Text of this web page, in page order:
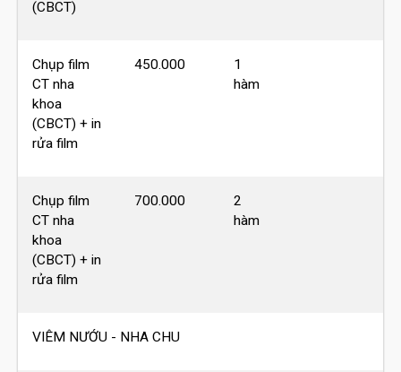
(CBCT)
Chụp film
CT nha
khoa
(CBCT) + in
rửa film
450.000
1
hàm
Chụp film
CT nha
khoa
(CBCT) + in
rửa film
700.000
2
hàm
VIÊM NƯỚU - NHA CHU